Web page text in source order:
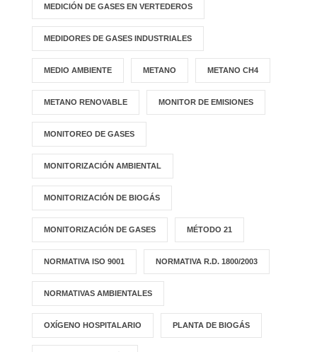
MEDICIÓN DE GASES EN VERTEDEROS
MEDIDORES DE GASES INDUSTRIALES
MEDIO AMBIENTE METANO METANO CH4
METANO RENOVABLE MONITOR DE EMISIONES
MONITOREO DE GASES
MONITORIZACIÓN AMBIENTAL
MONITORIZACIÓN DE BIOGÁS
MONITORIZACIÓN DE GASES MÉTODO 21
NORMATIVA ISO 9001 NORMATIVA R.D. 1800/2003
NORMATIVAS AMBIENTALES
OXÍGENO HOSPITALARIO PLANTA DE BIOGÁS